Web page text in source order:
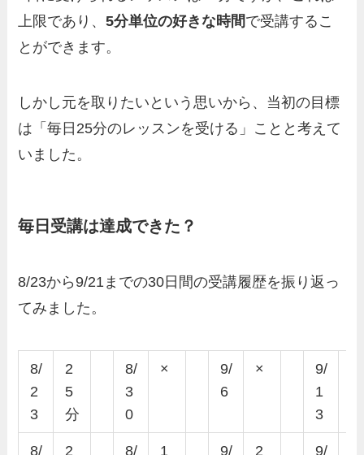
上限であり、5分単位の好きな時間で受講するこ
とができます。
しかし元を取りたいという思いから、当初の目標
は「毎日25分のレッスンを受ける 」ことと考えて
いました。
毎日受講は達成できた？
8/23から9/21までの30日間の受講履歴を振り返っ
てみました。
8/
2
3
2
5
分
8/
3
0
×
9/
6
×
9/
1
3
8/ 2 8/ 1 9/ 2 9/